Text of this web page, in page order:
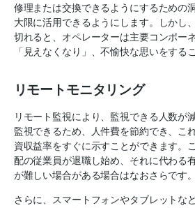
修理または交換できるようにするための
大限に活用できるようにします。しかし
切れると、オペレーターは主要コンポー
「見えなくなり」、不愉快な思いをする
リモートモニタリング
リモート監視により、監視できる人数が
監視できるため、人件費を節約でき、こ
資収益率をすぐに示すことができます。
配の従業員が退職し始め、それに代わる
が難しい場合がある場合はなおさらです。
さらに、スマートフォンやタブレットな